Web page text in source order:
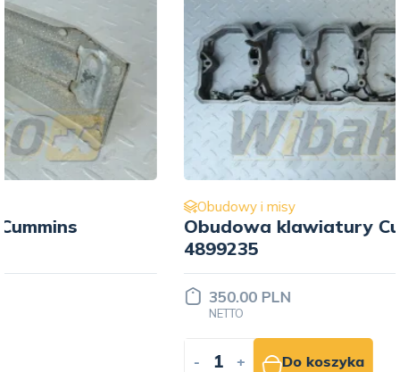
Obudowa klawiatury Cummins
Do koszyka